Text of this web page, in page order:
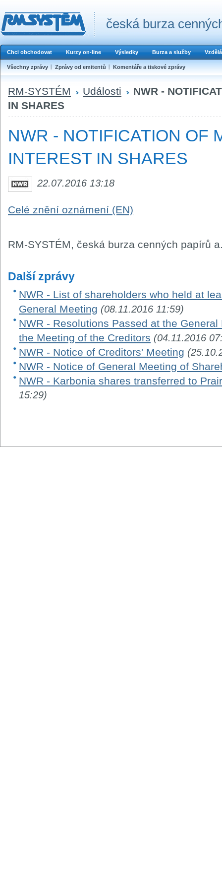
česká burza
Chci obchodovat Kurzy on-line Výsledky Burza a služby
Všechny zprávy Zprávy od emitentů Komentáře a tiskové zprávy
RM-SYSTÉM Události
NWR -
IN SHARES
NWR - NOTIFICATION OF
INTEREST IN SHARES
22.07.2016 13:18
Celé znění oznámení (EN)
RM-SYSTÉM, česká burza cenných papírů
Další zprávy
NWR - List of shareholders who held at
General Meeting (08.11.2016 11:59)
NWR - Resolutions Passed at the
the Meeting of the Creditors (04.11.2016
NWR - Notice of Creditors' Meeting
NWR - Notice of General Meeting of
NWR - Karbonia shares transferred to
15:29)